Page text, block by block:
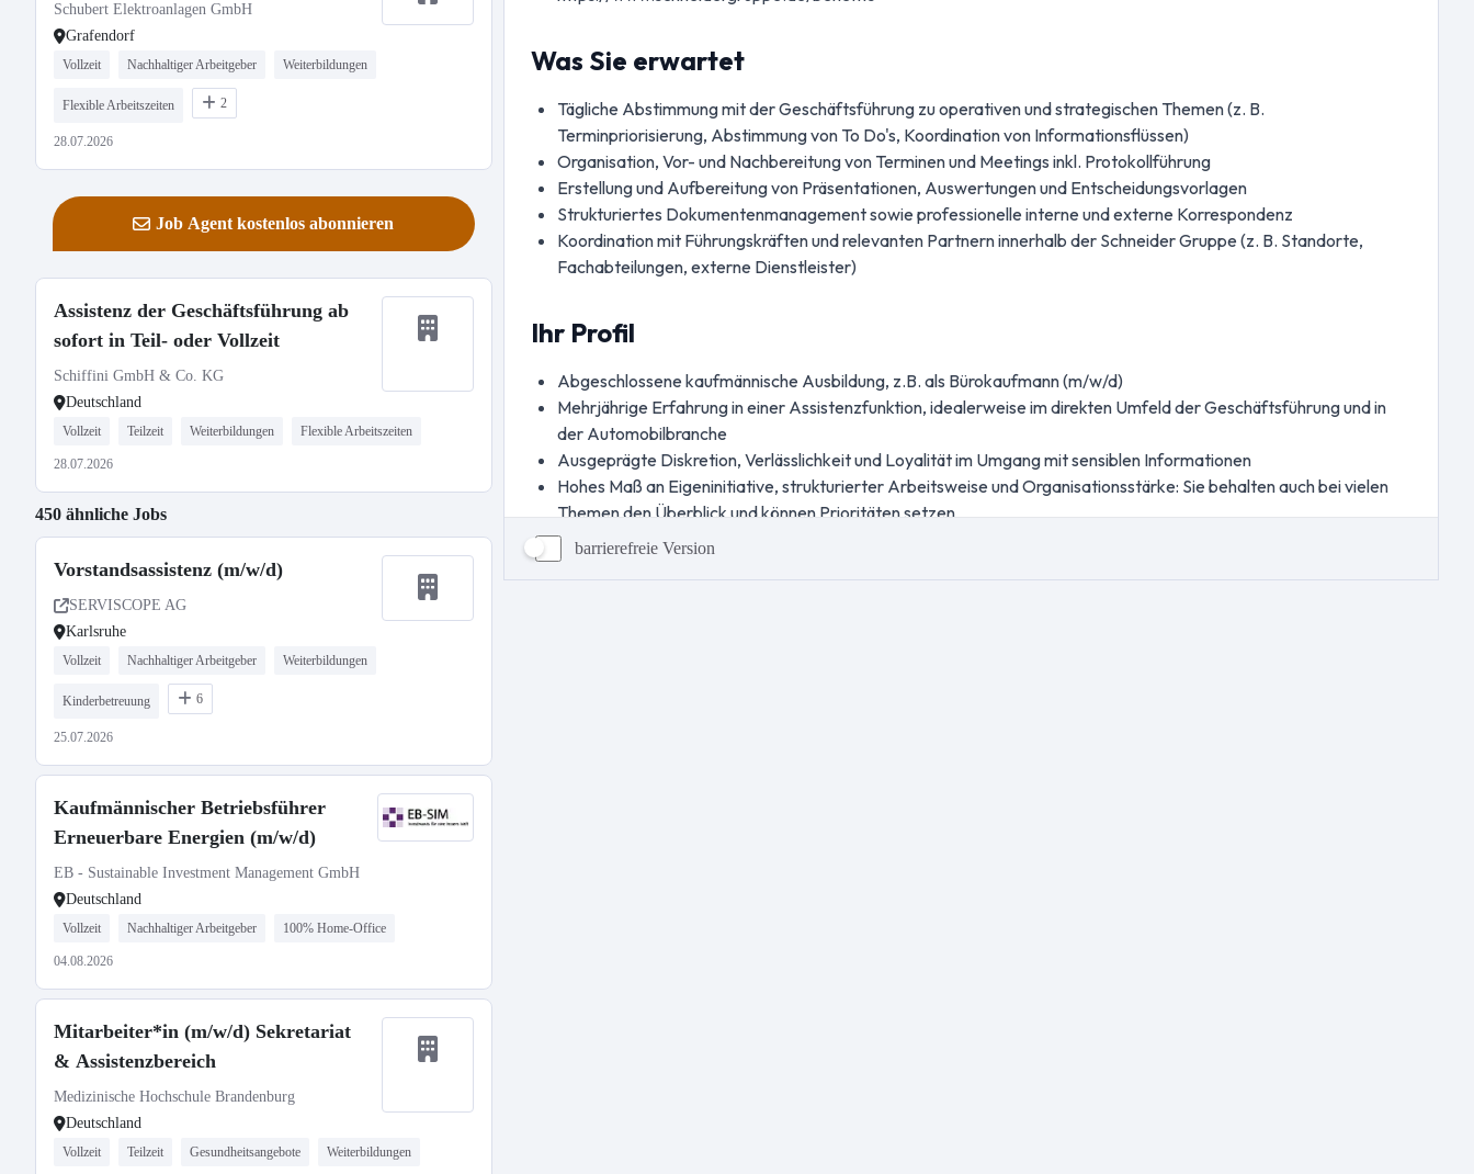
Schubert Elektroanlagen GmbH
Grafendorf
Vollzeit Nachhaltiger Arbeitgeber Weiterbildungen
Flexible Arbeitszeiten 2
28.07.2026
Job Agent kostenlos abonnieren
Assistenz der Geschäftsführung ab
sofort in Teil- oder Vollzeit
Schiffini GmbH & Co. KG
Deutschland
Vollzeit Teilzeit Weiterbildungen Flexible Arbeitszeiten
28.07.2026
450 ähnliche Jobs
Vorstandsassistenz (m/w/d)
SERVISCOPE AG
Karlsruhe
Vollzeit Nachhaltiger Arbeitgeber Weiterbildungen
Kinderbetreuung 6
25.07.2026
Kaufmännischer Betriebsführer
Erneuerbare Energien (m/w/d)
EB - Sustainable Investment Management GmbH
Deutschland
Vollzeit Nachhaltiger Arbeitgeber 100% Home-Office
04.08.2026
Mitarbeiter*in (m/w/d) Sekretariat
& Assistenzbereich
Medizinische Hochschule Brandenburg
Deutschland
Vollzeit Teilzeit Gesundheitsangebote Weiterbildungen
barrierefreie Version